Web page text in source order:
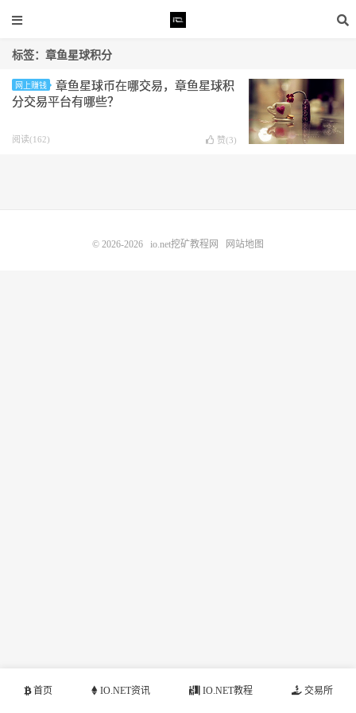
标签：章鱼星球积分
网上赚钱
章鱼星球币在哪交易，章鱼星球积
分交易平台有哪些？
阅读(162) 赞(3)
首页 IO.NET资讯 IO.NET教程 交易所
© 2026-2026 io.net挖矿教程网 网站地图